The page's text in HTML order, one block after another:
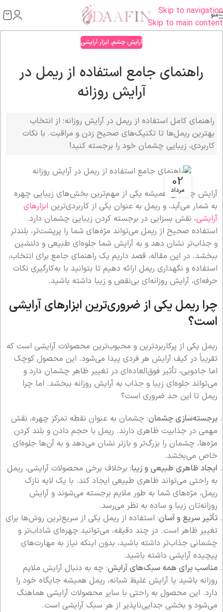
Skip to navigation
Skip to main content
منو
آرایش چشم, ابزار آرایشی
راهنمای جامع استفاده از ریمل در
آرایش روزانه
راهنمای کامل استفاده از ریمل در آرایش روزانه؛ از انتخاب
بهترین ریمل‌ها تا تکنیک‌های صحیح زدن و مراقبت. با نکات
کاربردی، زیبایی چشمان خود را برجسته کنید!
02
مرداد
آرایش چشمان همیشه یکی از مهم‌ترین بخش‌های زیبایی چهره
به شمار می‌آید، و ریمل به عنوان یکی از کاربردی‌ترین ابزارهای
آرایشی، نقش بسزایی در برجسته کردن زیبایی چشمان دارد.
استفاده صحیح از ریمل می‌تواند مژه‌های شما را پرپشت‌تر، بلندتر
و جذاب‌تر نشان دهد و به آرایش شما جلوه‌ای طبیعی و دلنشین
ببخشد. در این مقاله، قصد داریم یک راهنمای جامع برای انتخاب،
استفاده و نگهداری ریمل ارائه دهیم تا بتوانید با به‌کارگیری نکات
حرفه‌ای، آرایش روزانه‌ای بی‌نقص و زیبا داشته باشید.
چرا ریمل یکی از ضروری‌ترین ابزارهای آرایشی
است؟
ریمل یکی از پرکاربردترین و محبوب‌ترین محصولات آرایشی است که
تقریباً در کیف آرایش هر فردی پیدا می‌شود. این محصول کوچک
اما جادویی، تأثیر فوق‌العاده‌ای در تغییر ظاهر چشمان دارد و
می‌تواند جلوه‌ای زیبا و جذاب به آرایش روزانه ببخشد. اما چرا
ریمل تا این حد ضروری است؟
برجسته‌سازی چشمان: چشمان به عنوان نقطه تمرکز چهره، نقش
مهمی در جذابیت ظاهری دارند. ریمل با حجم دادن و بلند کردن
مژه‌ها، چشمان را بزرگ‌تر و بازتر نشان می‌دهد و به آن‌ها جلوه‌ای
خاص می‌بخشد.
ایجاد ظاهری طبیعی و زیبا: برخلاف برخی محصولات آرایشی، ریمل
به راحتی می‌تواند ظاهری طبیعی ایجاد کند. با یک لایه نازک
ریمل، مژه‌های شما به طور ملایم برجسته می‌شوند و آرایش
روزانه‌تان زیبا و ساده به نظر می‌رسد.
تأثیر سریع و آسان: استفاده از ریمل یکی از سریع‌ترین روش‌ها برای
تغییر ظاهر است. در چند دقیقه، می‌توانید چهره‌ای شاداب‌تر و
چشمانی جذاب‌تر داشته باشید، بدون اینکه نیاز به مهارت‌های
پیچیده آرایشی داشته باشید.
مناسب برای همه سبک‌های آرایش: چه به دنبال آرایش ملایم
روزانه باشید یا آرایش غلیظ شبانه، ریمل همیشه جایگاه خود را
دارد. این محصول به راحتی با سایر محصولات آرایشی هماهنگ
می‌شود و بخشی جدایی‌ناپذیر از هر سبک آرایشی است.